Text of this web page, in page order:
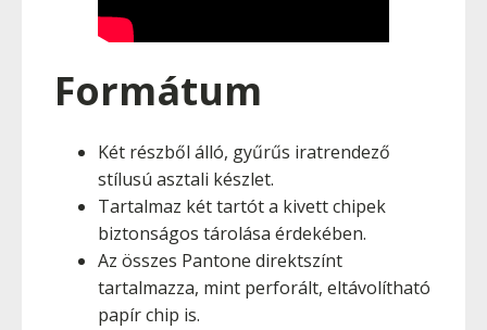
Formátum
Két részből álló, gyűrűs iratrendező
stílusú asztali készlet.
Tartalmaz két tartót a kivett chipek
biztonságos tárolása érdekében.
Az összes Pantone direktszínt
tartalmazza, mint perforált, eltávolítható
papír chip is.